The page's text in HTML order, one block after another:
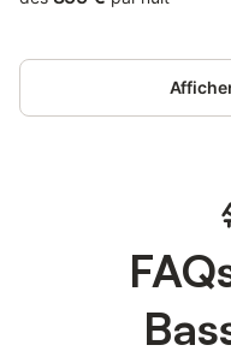
une journée de surf, de